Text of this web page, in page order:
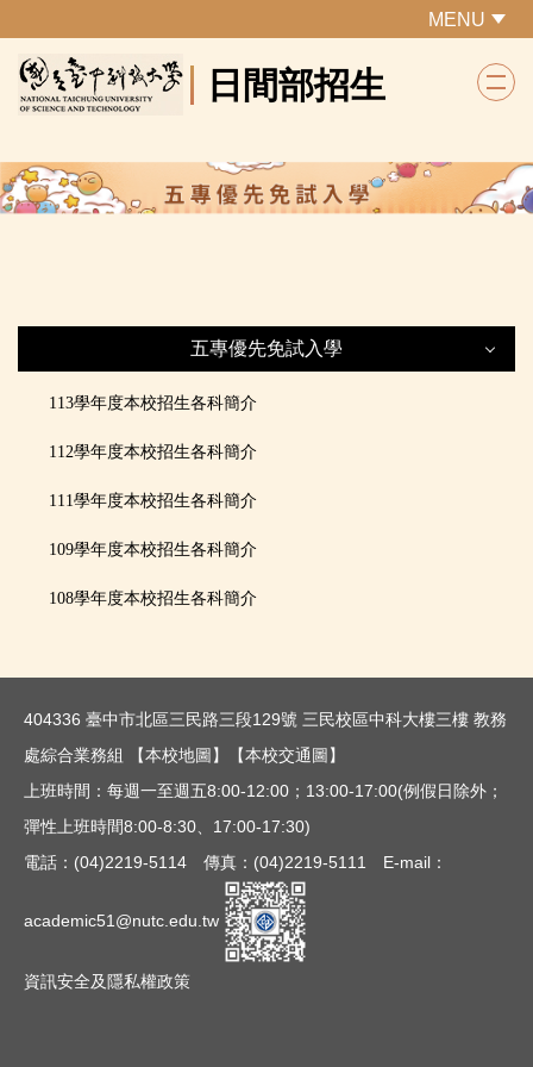
主
要
容
區
日間部招生
MENU
五專優先免試入學
五專優先免試入學
招生重要日程
聯合招生：主辦單位連結
表件下載
歷年最低錄取分數
通知單下載
113學年度本校招生各科簡介
112學年度本校招生各科簡介
111學年度本校招生各科簡介
109學年度本校招生各科簡介
108學年度本校招生各科簡介
404336 臺中市北區三民路三段129號 三民校區中科大樓三樓 教務
處綜合業務組
【本校地圖】
【本校交通圖】
上班時間：每週一至週五8:00-12:00；13:00-17:00(例假日除外；
彈性上班時間8:00-8:30、17:00-17:30)
電話：(04)2219-5114 傳真：(04)2219-5111 E-mail：
academic51@nutc.edu.tw
資訊安全及隱私權政策